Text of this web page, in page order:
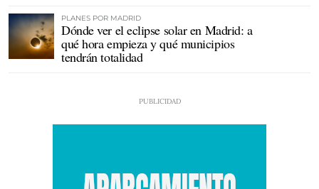
PLANES POR MADRID
Dónde ver el eclipse solar en Madrid: a
qué hora empieza y qué municipios
tendrán totalidad